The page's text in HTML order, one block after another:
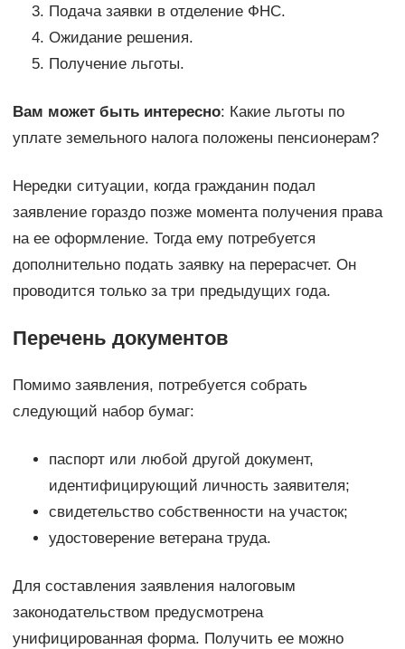
Подача заявки в отделение ФНС.
Ожидание решения.
Получение льготы.
Вам может быть интересно: Какие льготы по
уплате земельного налога положены пенсионерам?
Нередки ситуации, когда гражданин подал
заявление гораздо позже момента получения права
на ее оформление. Тогда ему потребуется
дополнительно подать заявку на перерасчет. Он
проводится только за три предыдущих года.
Перечень документов
Помимо заявления, потребуется собрать
следующий набор бумаг:
паспорт или любой другой документ,
идентифицирующий личность заявителя;
свидетельство собственности на участок;
удостоверение ветерана труда.
Для составления заявления налоговым
законодательством предусмотрена
унифицированная форма. Получить ее можно